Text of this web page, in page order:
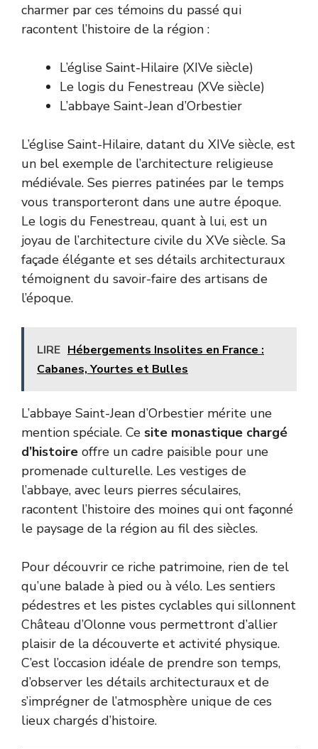
charmer par ces témoins du passé qui
racontent l’histoire de la région :
L’église Saint-Hilaire (XIVe siècle)
Le logis du Fenestreau (XVe siècle)
L’abbaye Saint-Jean d’Orbestier
L’église Saint-Hilaire, datant du XIVe siècle, est
un bel exemple de l’architecture religieuse
médiévale. Ses pierres patinées par le temps
vous transporteront dans une autre époque.
Le logis du Fenestreau, quant à lui, est un
joyau de l’architecture civile du XVe siècle. Sa
façade élégante et ses détails architecturaux
témoignent du savoir-faire des artisans de
l’époque.
LIRE Hébergements Insolites en France :
Cabanes, Yourtes et Bulles
L’abbaye Saint-Jean d’Orbestier mérite une
mention spéciale. Ce site monastique chargé
d’histoire offre un cadre paisible pour une
promenade culturelle. Les vestiges de
l’abbaye, avec leurs pierres séculaires,
racontent l’histoire des moines qui ont façonné
le paysage de la région au fil des siècles.
Pour découvrir ce riche patrimoine, rien de tel
qu’une balade à pied ou à vélo. Les sentiers
pédestres et les pistes cyclables qui sillonnent
Château d’Olonne vous permettront d’allier
plaisir de la découverte et activité physique.
C’est l’occasion idéale de prendre son temps,
d’observer les détails architecturaux et de
s’imprégner de l’atmosphère unique de ces
lieux chargés d’histoire.